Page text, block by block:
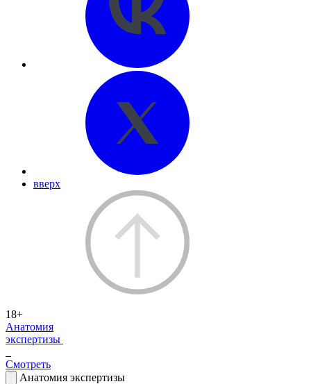
вверх
18+
Анатомия
экспертизы
Смотреть
Анатомия экспертизы